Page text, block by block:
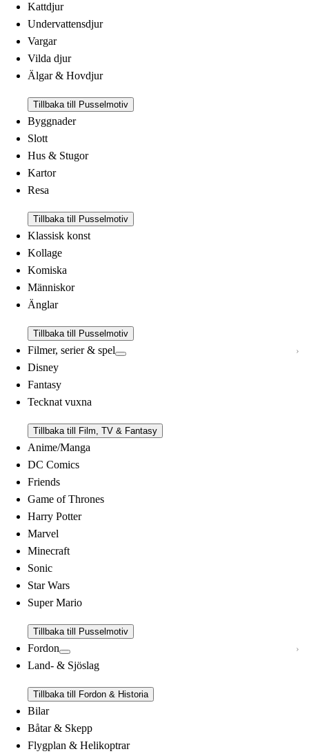
Kattdjur
Undervattensdjur
Vargar
Vilda djur
Älgar & Hovdjur
Tillbaka till Pusselmotiv
Byggnader
Slott
Hus & Stugor
Kartor
Resa
Tillbaka till Pusselmotiv
Klassisk konst
Kollage
Komiska
Människor
Änglar
Tillbaka till Pusselmotiv
Filmer, serier & spel
Disney
Fantasy
Tecknat vuxna
Tillbaka till Film, TV & Fantasy
Anime/Manga
DC Comics
Friends
Game of Thrones
Harry Potter
Marvel
Minecraft
Sonic
Star Wars
Super Mario
Tillbaka till Pusselmotiv
Fordon
Land- & Sjöslag
Tillbaka till Fordon & Historia
Bilar
Båtar & Skepp
Flygplan & Helikoptrar